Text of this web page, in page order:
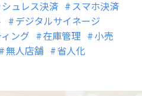
ュレス決済
スマホ決済
デジタルサイネージ
ング 在庫管理
小売
無人店舗
省人化